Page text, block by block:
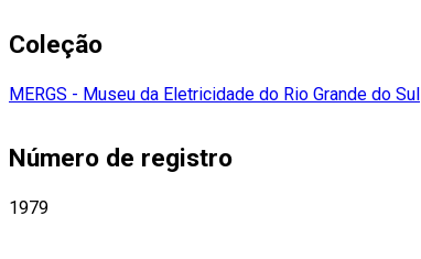
Coleção
MERGS - Museu da Eletricidade do Rio Grande do Sul
Número de registro
1979